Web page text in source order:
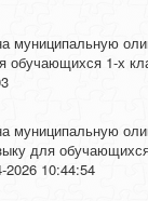
муниципальную
обучающихся 1-х
муниципальную
для
2026 10:44:54